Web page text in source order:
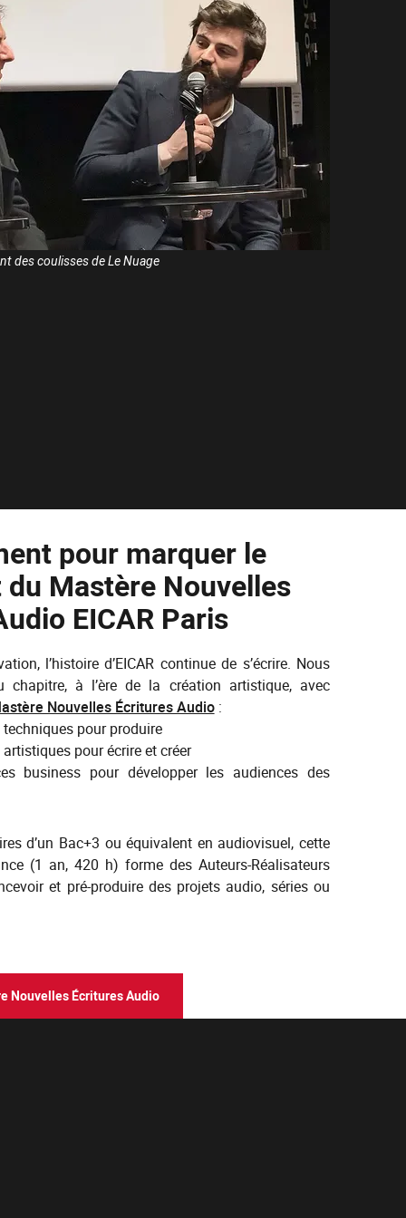
des coulisses de Le Nuage
pour marquer le
Mastère Nouvelles
EICAR Paris
l’histoire d’EICAR continue de s’écrire. Nous
chapitre, à l’ère de la création artistique, avec
Nouvelles Écritures Audio:
pour produire
pour écrire et créer
business pour développer les audiences des
d’un Bac+3 ou équivalent en audiovisuel, cette
(1 an, 420 h) forme des Auteurs-Réalisateurs
et pré-produire des projets audio, séries ou
Nouvelles Écritures Audio